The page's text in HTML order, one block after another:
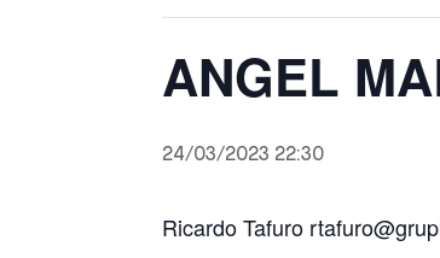
ANGEL
24/03/2023 22:30
Ricardo Tafuro